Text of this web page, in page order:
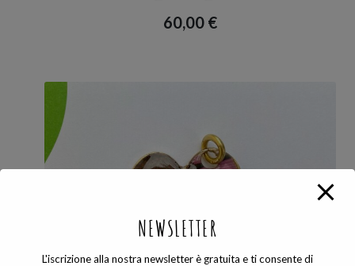
60,00 €
NEWSLETTER
L'iscrizione alla nostra newsletter è gratuita e ti consente di